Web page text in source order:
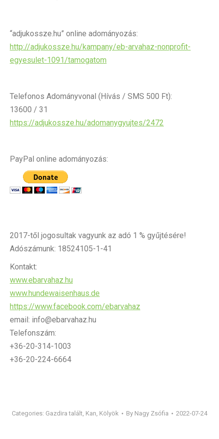
“adjukossze.hu” online adományozás:
http://adjukossze.hu/kampany/eb-arvahaz-nonprofit-
egyesulet-1091/tamogatom
Telefonos Adományvonal (Hívás / SMS 500 Ft):
13600 / 31
https://adjukossze.hu/adomanygyujtes/2472
PayPal online adományozás:
2017-től jogosultak vagyunk az adó 1 % gyűjtésére!
Adószámunk: 18524105-1-41
Kontakt:
www.ebarvahaz.hu
www.hundewaisenhaus.de
https://www.facebook.com/ebarvahaz
email: info@ebarvahaz.hu
Telefonszám:
+36-20-314-1003
+36-20-224-6664
Categories: Gazdira talált, Kan, Kölyök By Nagy Zsófia 2022-07-24